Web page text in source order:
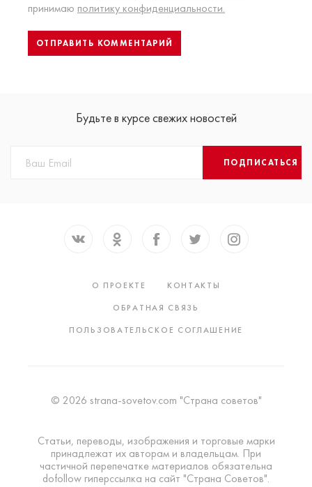
принимаю политику конфиденциальности.
Будьте в курсе свежих новостей
ПОДПИСАТЬСЯ
О ПРОЕКТЕ
КОНТАКТЫ
ОБРАТНАЯ СВЯЗЬ
ПОЛЬЗОВАТЕЛЬСКОЕ СОГЛАШЕНИЕ
© 2026 strana-sovetov.com "Страна советов"
Статьи, переводы, изображения и торговые марки
принадлежат их авторам и владельцам. При
частичной перепечатке материалов обязательна
dofollow гиперссылка на сайт "Страна Советов".